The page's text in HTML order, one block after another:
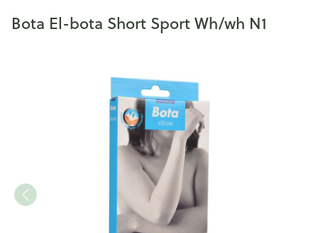
Bota El-bota Short Sport Wh/wh N1